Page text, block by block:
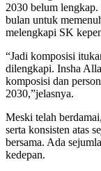
2030 belum
bulan untuk
melengkapi SK
“Jadi komposisi
dilengkapi. Insha
komposisi dan
2030,”jelasnya.
Meski telah
serta konsisten atas
bersama. Ada
kedepan.